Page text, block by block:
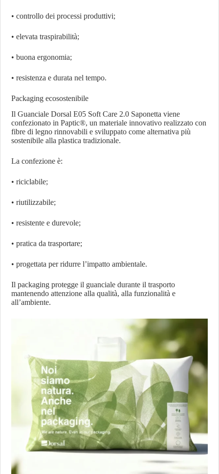
• controllo dei processi produttivi;
• elevata traspirabilità;
• buona ergonomia;
• resistenza e durata nel tempo.
Packaging ecosostenibile
Il Guanciale Dorsal E05 Soft Care 2.0 Saponetta viene
confezionato in Paptic®, un materiale innovativo realizzato con
fibre di legno rinnovabili e sviluppato come alternativa più
sostenibile alla plastica tradizionale.
La confezione è:
• riciclabile;
• riutilizzabile;
• resistente e durevole;
• pratica da trasportare;
• progettata per ridurre l’impatto ambientale.
Il packaging protegge il guanciale durante il trasporto
mantenendo attenzione alla qualità, alla funzionalità e
all’ambiente.